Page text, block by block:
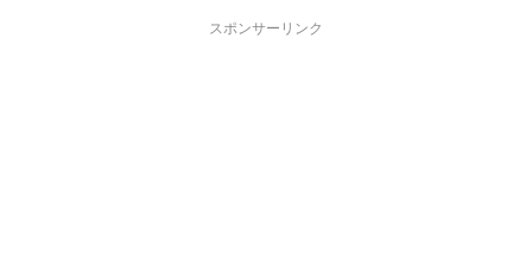
スポンサーリンク